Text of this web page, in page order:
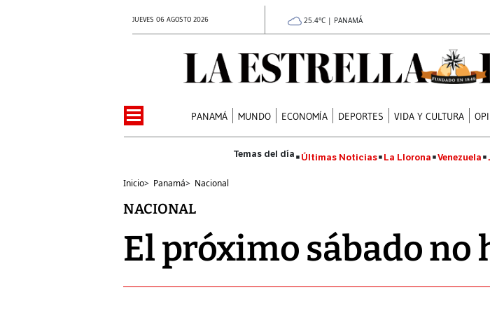
JUEVES 06 AGOSTO 2026 25.4°C | PANAMÁ
PANAMÁ MUNDO ECONOMÍA DEPORTES VIDA Y CULTURA
Últimas Noticias La Llorona Venezuela
Inicio> Panamá> Nacional
NACIONAL
El próximo sábado no